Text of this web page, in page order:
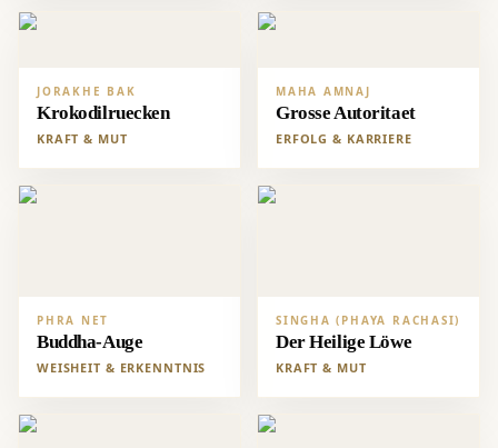
JORAKHE BAK
Krokodilruecken
KRAFT & MUT
MAHA AMNAJ
Grosse Autoritaet
ERFOLG & KARRIERE
PHRA NET
Buddha-Auge
WEISHEIT & ERKENNTNIS
SINGHA (PHAYA RACHASI)
Der Heilige Löwe
KRAFT & MUT